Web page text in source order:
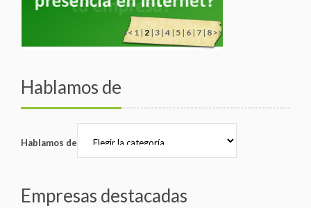
<<1| 2| 3|4|5|6| 7|8>>
Hablamos de
Hablamos de
Empresas destacadas